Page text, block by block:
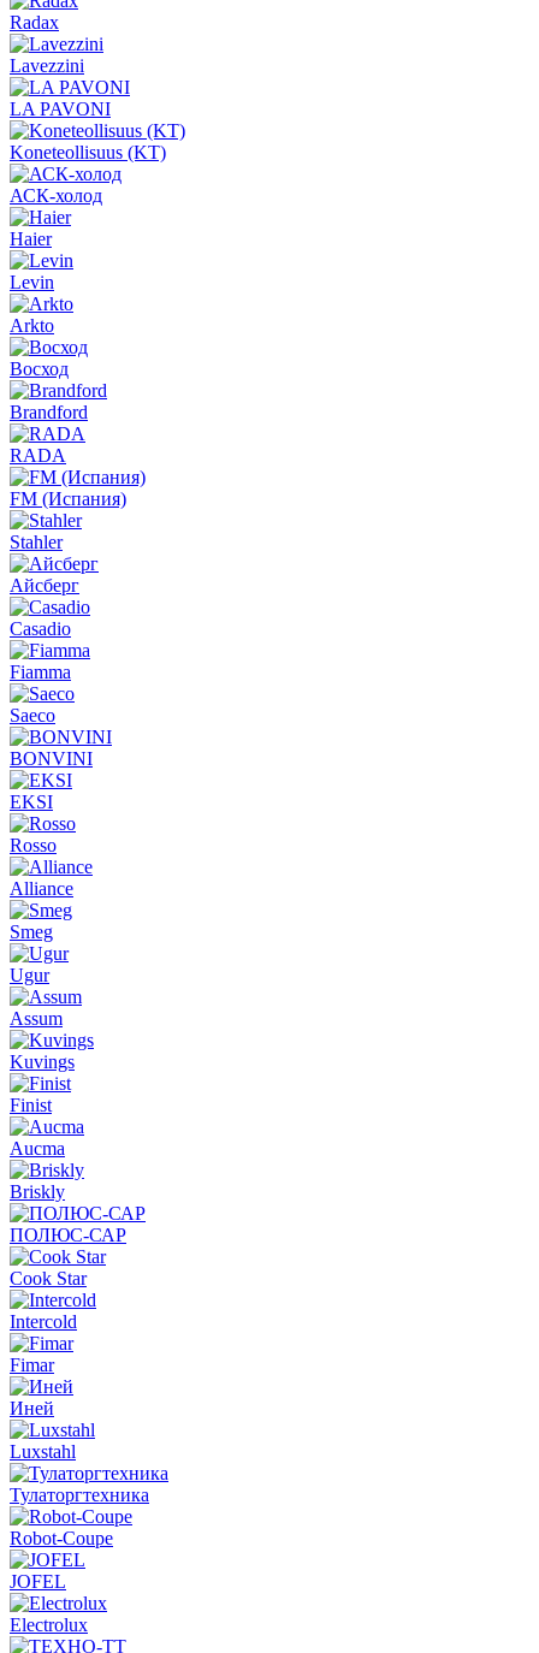
Radax
Lavezzini
LA PAVONI
Koneteollisuus (KT)
АСК-холод
Haier
Levin
Arkto
Восход
Brandford
RADA
FM (Испания)
Stahler
Айсберг
Casadio
Fiamma
Saeco
BONVINI
EKSI
Rosso
Alliance
Smeg
Ugur
Assum
Kuvings
Finist
Aucma
Briskly
ПОЛЮС-САР
Cook Star
Intercold
Fimar
Иней
Luxstahl
Тулаторгтехника
Robot-Coupe
JOFEL
Electrolux